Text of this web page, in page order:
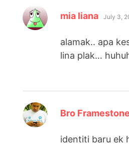
mia liana says:
July 3,
alamak.. apa
lina plak…
Bro Framestone
identiti baru ek